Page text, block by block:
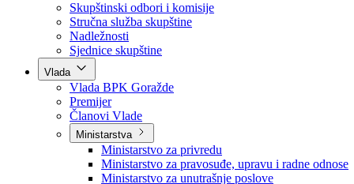
Poslanici po strankama
Poslanici po klubovima naroda
Kolegij skupštine
Skupštinski odbori i komisije
Stručna služba skupštine
Nadležnosti
Sjednice skupštine
Vlada
Vlada BPK Goražde
Premijer
Članovi Vlade
Ministarstva